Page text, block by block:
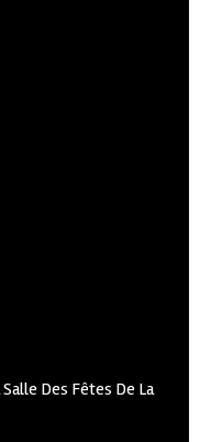
Des Fêtes De La